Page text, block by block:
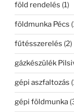
föld rendelés (1)
földmunka Pécs
fűtésszerelés (2)
gázkészülék
gépi aszfaltozás
gépi földmunka